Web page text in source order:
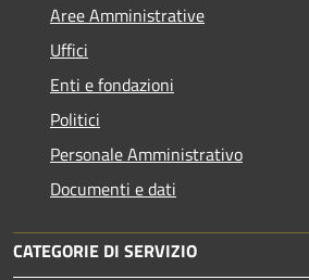
Aree Amministrative
Uffici
Enti e fondazioni
Politici
Personale Amministrativo
Documenti e dati
CATEGORIE DI SERVIZIO